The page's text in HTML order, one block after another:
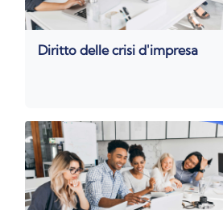
Diritto delle crisi d'impresa